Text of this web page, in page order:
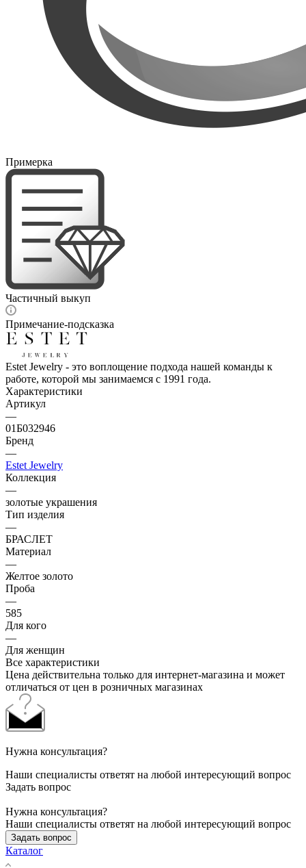
Примерка
Частичный выкуп
Примечание-подсказка
Estet Jewelry - это воплощение подхода нашей команды к
работе, которой мы занимаемся с 1991 года.
Характеристики
Артикул
—
01Б032946
Бренд
—
Estet Jewelry
Коллекция
—
золотые украшения
Тип изделия
—
БРАСЛЕТ
Материал
—
Желтое золото
Проба
—
585
Для кого
—
Для женщин
Все характеристики
Цена действительна только для интернет-магазина и может
отличаться от цен в розничных магазинах
Нужна консультация?
Наши специалисты ответят на любой интересующий вопрос
Задать вопрос
Нужна консультация?
Наши специалисты ответят на любой интересующий вопрос
Задать вопрос
Каталог